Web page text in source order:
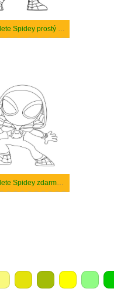
Nakreslete Spidey prostý u dětí
Nakreslete Spidey zdarma snadný